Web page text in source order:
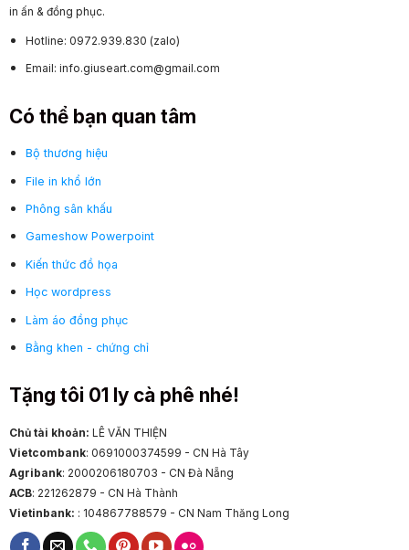
in ấn & đồng phục.
Hotline: 0972.939.830 (zalo)
Email: info.giuseart.com@gmail.com
Có thể bạn quan tâm
Bộ thương hiệu
File in khổ lớn
Phông sân khấu
Gameshow Powerpoint
Kiến thức đồ họa
Học wordpress
Làm áo đồng phục
Bằng khen - chứng chỉ
Tặng tôi 01 ly cà phê nhé!
Chủ tài khoản: LÊ VĂN THIỆN
Vietcombank: 0691000374599 - CN Hà Tây
Agribank: 2000206180703 - CN Đà Nẵng
ACB: 221262879 - CN Hà Thành
Vietinbank: : 104867788579 - CN Nam Thăng Long